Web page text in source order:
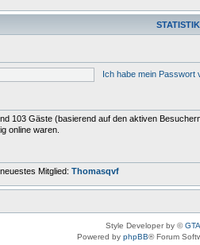
STATISTIK
Ich habe mein Passwort
103 Gäste (basierend auf den aktiven
online waren.
Mitglied: Thomasqvf
Style Developer by ©
Powered by phpBB® Forum